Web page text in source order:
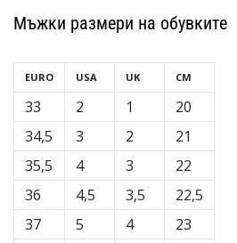
Покажи
всички
статии
Мъжки размери на обувките
EURO
33
34,5
35,5
36
37
USA
2
3
4
4,5
5
UK
1
2
3
3,5
4
CM
20
21
22
22,5
23